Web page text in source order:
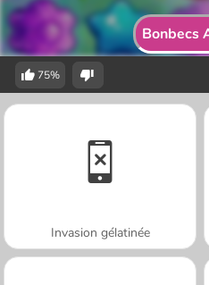
Bonbecs
75%
Invasion gélatinée